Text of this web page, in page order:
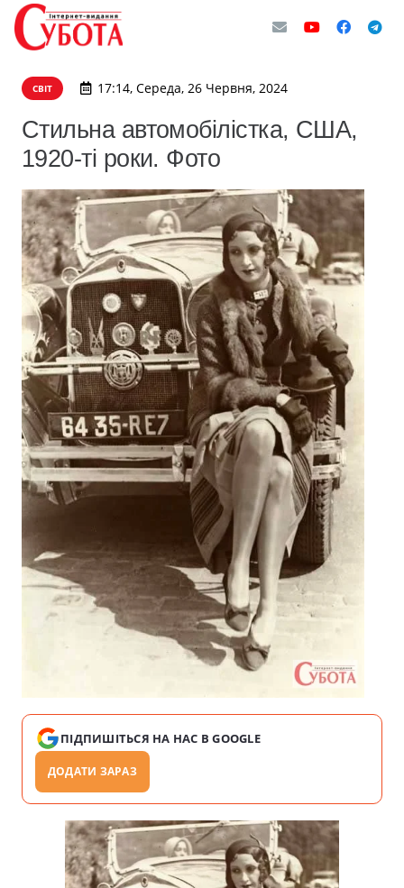
СВІТ 17:14, Середа, 26 Червня, 2024
Стильна автомобілістка, США,
1920-ті роки. Фото
ПІДПИШІТЬСЯ НА НАС В GOOGLE
ДОДАТИ ЗАРАЗ